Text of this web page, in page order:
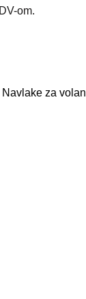
om.
Navlake za volan